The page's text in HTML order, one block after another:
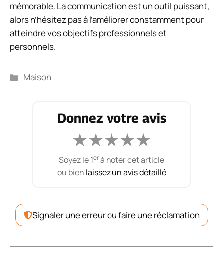
mémorable. La communication est un outil puissant,
alors n’hésitez pas à l’améliorer constamment pour
atteindre vos objectifs professionnels et
personnels.
Catégories
Maison
Donnez votre avis
★★★★★
Soyez le 1erà noter cet article
ou bien laissez un avis détaillé
Signaler une erreur ou faire une réclamation